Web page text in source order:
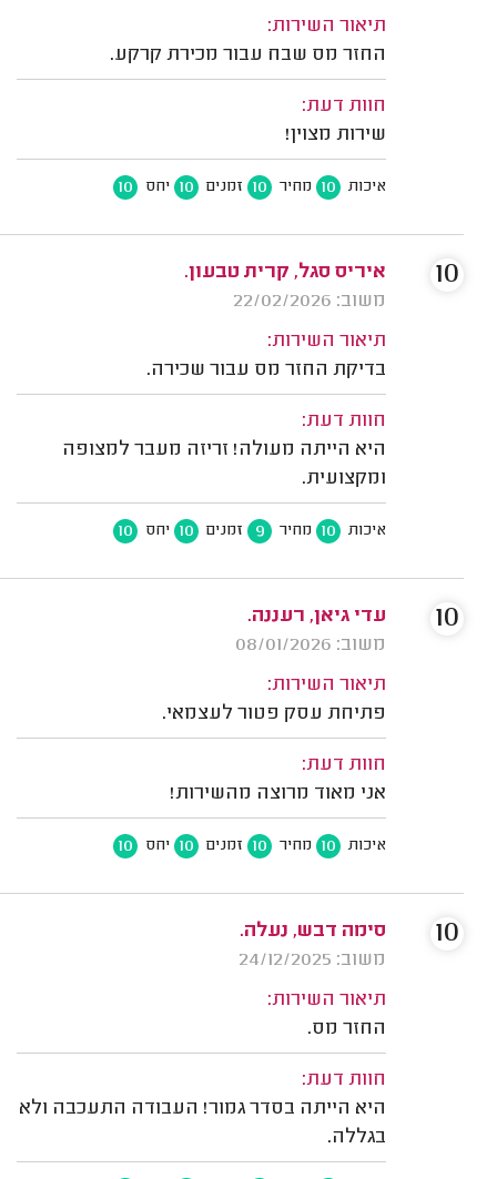
תיאור השירות:
החזר מס שבח עבור מכירת קרקע.
חוות דעת:
שירות מצוין!
איכות 10 מחיר 10 זמנים 10 יחס 10
איריס סגל, קרית טבעון.
משוב: 22/02/2026
תיאור השירות:
בדיקת החזר מס עבור שכירה.
חוות דעת:
היא הייתה מעולה! זריזה מעבר למצופה
ומקצועית.
איכות 10 מחיר 9 זמנים 10 יחס 10
10
עדי גיאן, רעננה.
משוב: 08/01/2026
תיאור השירות:
פתיחת עסק פטור לעצמאי.
חוות דעת:
אני מאוד מרוצה מהשירות!
איכות 10 מחיר 10 זמנים 10 יחס 10
10
סימה דבש, נעלה.
משוב: 24/12/2025
תיאור השירות:
החזר מס.
חוות דעת:
היא הייתה בסדר גמור! העבודה התעכבה ולא
בגללה.
10